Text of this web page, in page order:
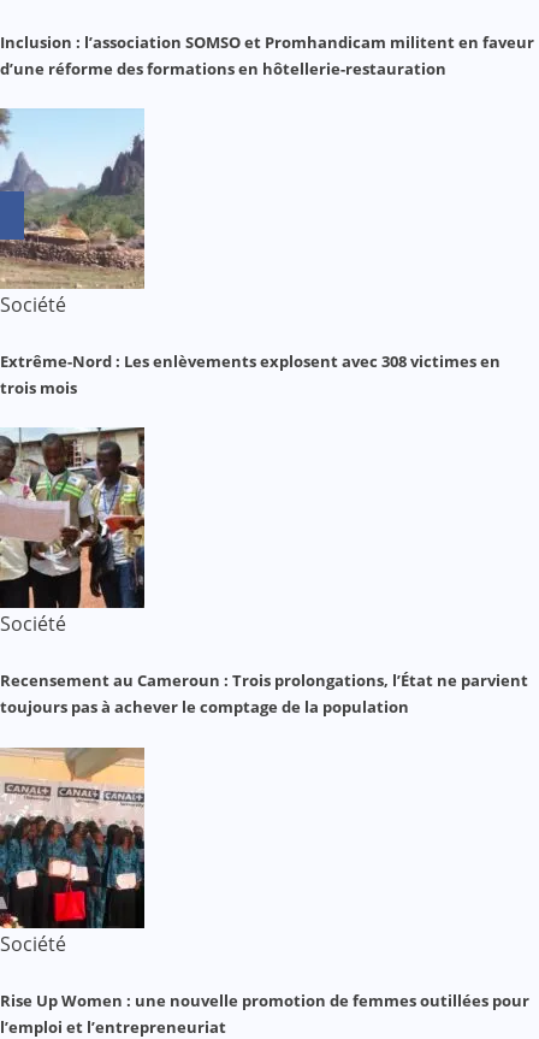
Inclusion : l’association SOMSO et Promhandicam militent en faveur
d’une réforme des formations en hôtellerie-restauration
Société
Extrême-Nord : Les enlèvements explosent avec 308 victimes en
trois mois
Société
Recensement au Cameroun : Trois prolongations, l’État ne parvient
toujours pas à achever le comptage de la population
Société
Rise Up Women : une nouvelle promotion de femmes outillées pour
l’emploi et l’entrepreneuriat